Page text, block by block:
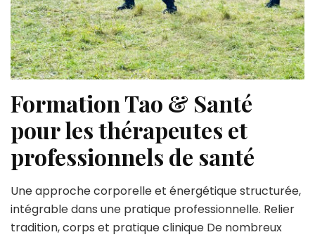
Formation Tao & Santé
pour les thérapeutes et
professionnels de santé
Une approche corporelle et énergétique structurée,
intégrable dans une pratique professionnelle. Relier
tradition, corps et pratique clinique De nombreux